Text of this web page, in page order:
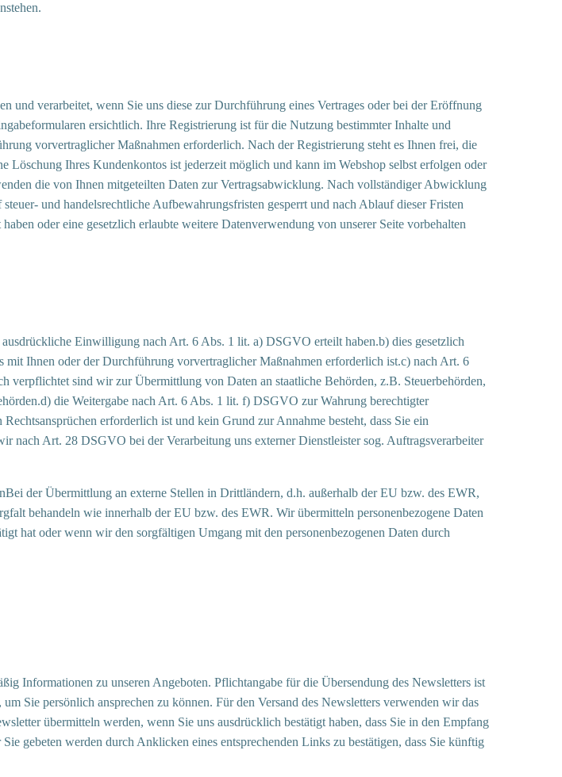
verarbeitet, wenn Sie uns diese zur Durchführung eines Vertrages oder bei der Eröffnung
ersichtlich. Ihre Registrierung ist für die Nutzung bestimmter Inhalte und
vorvertraglicher Maßnahmen erforderlich. Nach der Registrierung steht es Ihnen frei, die
Löschung Ihres Kundenkontos ist jederzeit möglich und kann im Webshop selbst erfolgen oder
die von Ihnen mitgeteilten Daten zur Vertragsabwicklung. Nach vollständiger Abwicklung
und handelsrechtliche Aufbewahrungsfristen gesperrt und nach Ablauf dieser Fristen
oder eine gesetzlich erlaubte weitere Datenverwendung von unserer Seite vorbehalten
Einwilligung nach Art. 6 Abs. 1 lit. a) DSGVO erteilt haben.b) dies gesetzlich
Ihnen oder der Durchführung vorvertraglicher Maßnahmen erforderlich ist.c) nach Art. 6
sind wir zur Übermittlung von Daten an staatliche Behörden, z.B. Steuerbehörden,
die Weitergabe nach Art. 6 Abs. 1 lit. f) DSGVO zur Wahrung berechtigter
erforderlich ist und kein Grund zur Annahme besteht, dass Sie ein
nach Art. 28 DSGVO bei der Verarbeitung uns externer Dienstleister sog. Auftragsverarbeiter
der Übermittlung an externe Stellen in Drittländern, d.h. außerhalb der EU bzw. des EWR,
behandeln wie innerhalb der EU bzw. des EWR. Wir übermitteln personenbezogene Daten
hat oder wenn wir den sorgfältigen Umgang mit den personenbezogenen Daten durch
Informationen zu unseren Angeboten. Pflichtangabe für die Übersendung des Newsletters ist
Sie persönlich ansprechen zu können. Für den Versand des Newsletters verwenden wir das
übermitteln werden, wenn Sie uns ausdrücklich bestätigt haben, dass Sie in den Empfang
gebeten werden durch Anklicken eines entsprechenden Links zu bestätigen, dass Sie künftig